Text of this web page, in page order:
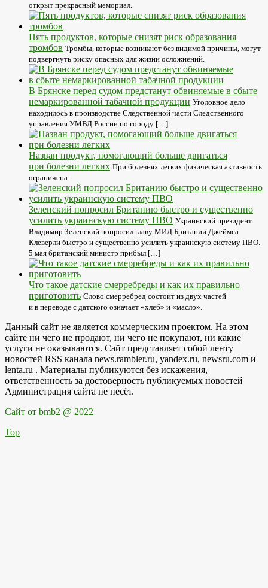
открыт прекрасный мемориал.
Пять продуктов, которые снизят риск образования
тромбов Тромбы, которые возникают без видимой причины, могут
подвергнуть риску опасных для жизни осложнений.
В Брянске перед судом предстанут обвиняемые в сбыте
немаркированной табачной продукции Уголовное дело
находилось в производстве Следственной части Следственного
управления УМВД России по городу […]
Назван продукт, помогающий больше двигаться
при болезни легких При болезнях легких физическая активность
ограничена.
Зеленский попросил Британию быстро и существенно
усилить украинскую систему ПВО Украинский президент
Владимир Зеленский попросил главу МИД Британии Джеймса
Клеверли быстро и существенно усилить украинскую систему ПВО.
5 мая британский министр прибыл […]
Что такое датские смерребреды и как их правильно
приготовить Слово смерребред состоит из двух частей
и в переводе с датского означает «хлеб» и «масло».
Данный сайт не является коммерческим проектом. На этом
сайте ни чего не продают, ни чего не покупают, ни какие
услуги не оказываются. Сайт представляет собой ленту
новостей RSS канала news.rambler.ru, yandex.ru, newsru.com и
lenta.ru . Материалы публикуются без искажения,
ответственность за достоверность публикуемых новостей
Администрация сайта не несёт.
Сайт от bmb2 @ 2022
Top